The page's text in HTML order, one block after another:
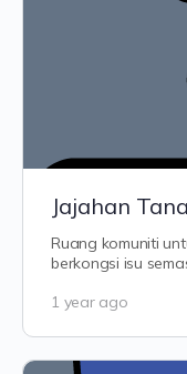
Jajahan
Ruang komuniti
berkongsi isu
1 year ago